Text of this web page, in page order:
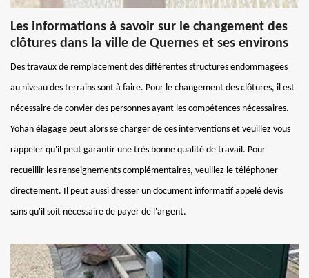
Les informations à savoir sur le changement des
clôtures dans la ville de Quernes et ses environs
Des travaux de remplacement des différentes structures endommagées
au niveau des terrains sont à faire. Pour le changement des clôtures, il est
nécessaire de convier des personnes ayant les compétences nécessaires.
Yohan élagage peut alors se charger de ces interventions et veuillez vous
rappeler qu'il peut garantir une très bonne qualité de travail. Pour
recueillir les renseignements complémentaires, veuillez le téléphoner
directement. Il peut aussi dresser un document informatif appelé devis
sans qu'il soit nécessaire de payer de l'argent.